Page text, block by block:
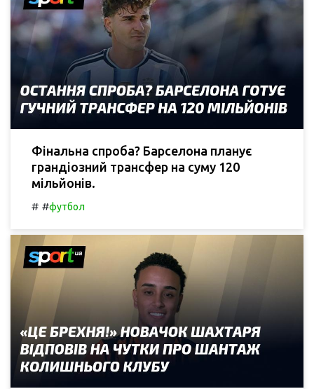
Фінальна спроба? Барселона планує
грандіозний трансфер на суму 120
мільйонів.
# #футбол